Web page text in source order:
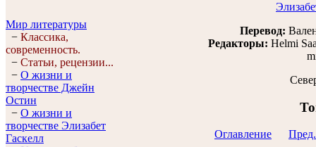
Мир литературы
− Классика,
современность.
− Статьи, рецензии...
− О жизни и
творчестве Джейн
Остин
− О жизни и
творчестве Элизабет
Гaскелл
Перевод:
Редакторы: Helmi
Оглавление